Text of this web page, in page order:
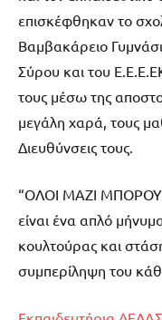
επισκέφθηκαν το
Βαμβακάρειο
Σύρου και του
τους μέσω της
μεγάλη χαρά, τους
Διευθύνσεις τους.
“ΟΛΟΙ ΜΑΖΙ
είναι ένα απλό
κουλτούρας και
συμπερίληψη του